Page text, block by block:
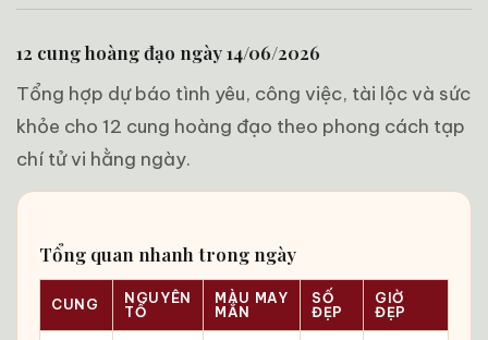
12 cung hoàng đạo ngày 14/06/2026
Tổng hợp dự báo tình yêu, công việc, tài lộc và sức
khỏe cho 12 cung hoàng đạo theo phong cách tạp
chí tử vi hằng ngày.
Tổng quan nhanh trong ngày
CUNG
NGUYÊN
TỐ
MÀU MAY
MẮN
SỐ
ĐẸP
GIỜ
ĐẸP